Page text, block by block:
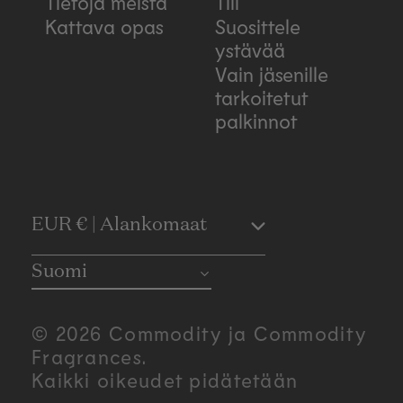
Kattava opas
Suosittele
ystävää
Vain jäsenille
tarkoitetut
palkinnot
C
o
u
n
EUR € | Alankomaat
Suomi
© 2026 Commodity ja Commodity
Fragrances.
Kaikki oikeudet pidätetään